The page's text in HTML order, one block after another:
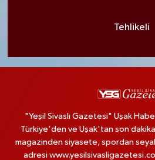
Tehlikeli
"Yeşil Sivaslı Gazetesi" Uşak
Türkiye'den ve Uşak'tan son
magazinden siyasete, spordan
adresi